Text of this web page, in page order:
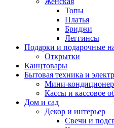
Топы
Платья
Бриджи
Леггинсы
Подарки и подарочные
Открытки
Канцтовары
Бытовая техника и
Мини-
Кассы и кассовое
Дом и сад
Декор и интерьер
Свечи и